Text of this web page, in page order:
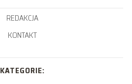
REDAKCJA
KONTAKT
KATEGORIE: